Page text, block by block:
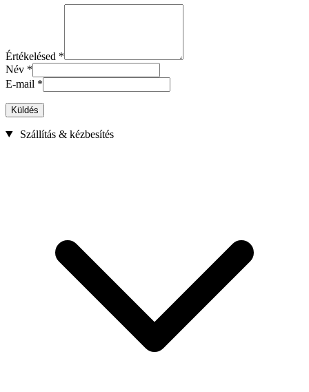
Értékelésed *
Név *
E-mail *
Küldés
Szállítás & kézbesítés